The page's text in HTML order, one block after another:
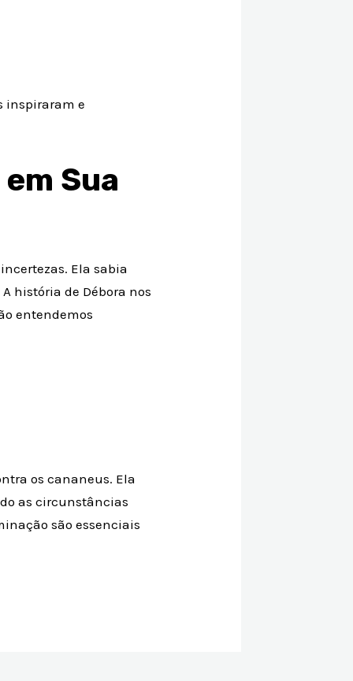
inspiraram e
Sua
Ela sabia
história de Débora nos
entendemos
os cananeus. Ela
as circunstâncias
são essenciais